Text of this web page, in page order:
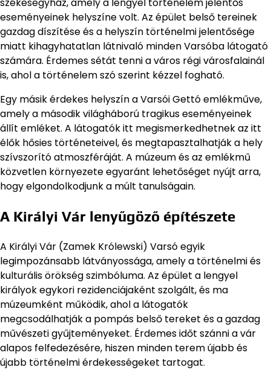
székesegyház, amely a lengyel történelem jelentős
eseményeinek helyszíne volt. Az épület belső tereinek
gazdag díszítése és a helyszín történelmi jelentősége
miatt kihagyhatatlan látnivaló minden Varsóba látogató
számára. Érdemes sétát tenni a város régi városfalainál
is, ahol a történelem szó szerint kézzel fogható.
Egy másik érdekes helyszín a Varsói Gettó emlékműve,
amely a második világháború tragikus eseményeinek
állít emléket. A látogatók itt megismerkedhetnek az itt
élők hősies történeteivel, és megtapasztalhatják a hely
szívszorító atmoszféráját. A múzeum és az emlékmű
közvetlen környezete egyaránt lehetőséget nyújt arra,
hogy elgondolkodjunk a múlt tanulságain.
A Királyi Vár lenyűgöző építészete
A Királyi Vár (Zamek Królewski) Varsó egyik
legimpozánsabb látványossága, amely a történelmi és
kulturális örökség szimbóluma. Az épület a lengyel
királyok egykori rezidenciájaként szolgált, és ma
múzeumként működik, ahol a látogatók
megcsodálhatják a pompás belső tereket és a gazdag
művészeti gyűjteményeket. Érdemes időt szánni a vár
alapos felfedezésére, hiszen minden terem újabb és
újabb történelmi érdekességeket tartogat.